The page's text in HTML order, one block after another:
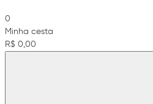
0
Minha cesta
R$ 0,00